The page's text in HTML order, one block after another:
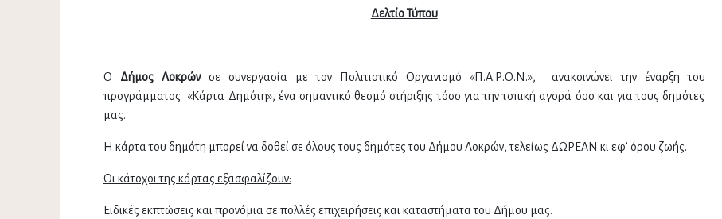
Δελτίο Τύπου
Ο Δήμος Λοκρώνσε συνεργασία με τον Πολιτιστικό Οργανισμό «Π.Α.Ρ.Ο.Ν.», ανακοινώνει την έναρξη του
προγράμματος «Κάρτα Δημότη», ένα σημαντικό θεσμό στήριξης τόσο για την τοπική αγορά όσο και για τους δημότες
μας.
Η κάρτα του δημότη μπορεί να δοθεί σε όλους τους δημότες του Δήμου Λοκρών, τελείως ΔΩΡΕΑΝ κι εφ’ όρου ζωής.
Οι κάτοχοι της κάρτας εξασφαλίζουν:
Ειδικές εκπτώσεις και προνόμια σε πολλές επιχειρήσεις και καταστήματα του Δήμου μας.